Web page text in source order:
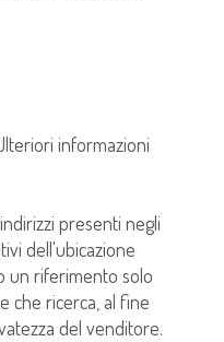
informazioni
presenti negli
dell'ubicazione
un riferimento solo
che ricerca, al fine
del venditore.